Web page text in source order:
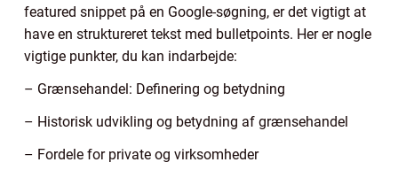
featured snippet på en Google-søgning, er det vigtigt at
have en struktureret tekst med bulletpoints. Her er nogle
vigtige punkter, du kan indarbejde:
– Grænsehandel: Definering og betydning
– Historisk udvikling og betydning af grænsehandel
– Fordele for private og virksomheder